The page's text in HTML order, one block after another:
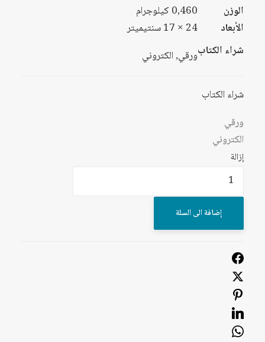
الوزن
0,460 كيلوجرام
الأبعاد
24 × 17 سنتيميتر
شراء الكتابورقي, الكتروني
شراء الكتاب
ورقي
الكتروني
إزالة
كمية
عصر
التعايش:
الإطار
وصناعة
العالم
العربي
الحديث
إضافة الى السلة